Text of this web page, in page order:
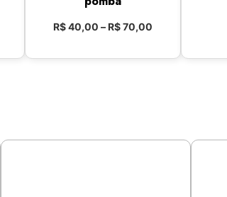
R$40,00 –R$70,00